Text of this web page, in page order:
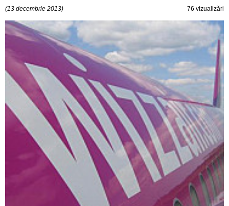
(13 decembrie 2013) 76 vizualizări